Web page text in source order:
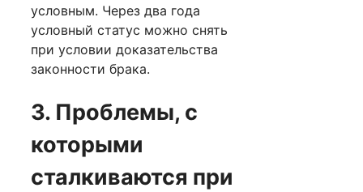
условным. Через два года
условный статус можно снять
при условии доказательства
законности брака.
3. Проблемы, с
которыми
сталкиваются при